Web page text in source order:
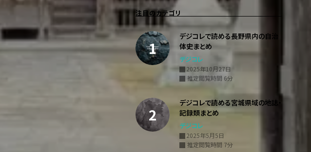
注目のカテゴリ
デジコレで読める長野県内の自治
体史まとめ
デジコレ
2025年10月27日
推定閲覧時間 6分
デジコレで読める宮城県域の地誌・
記録類まとめ
デジコレ
2025年5月5日
推定閲覧時間 7分